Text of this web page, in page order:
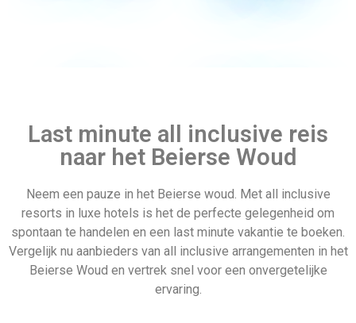
Israel Marokko
Last minute all inclusive reis
naar het Beierse Woud
Neem een pauze in het Beierse woud. Met all inclusive
resorts in luxe hotels is het de perfecte gelegenheid om
spontaan te handelen en een last minute vakantie te boeken.
Vergelijk nu aanbieders van all inclusive arrangementen in het
Beierse Woud en vertrek snel voor een onvergetelijke
ervaring.